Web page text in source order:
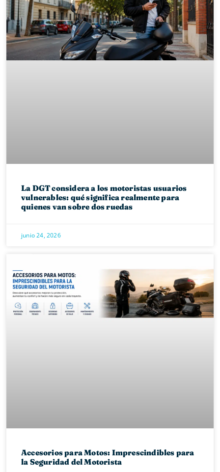
La DGT considera a los motoristas usuarios
vulnerables: qué significa realmente para
quienes van sobre dos ruedas
junio 24, 2026
Accesorios para Motos: Imprescindibles para
la Seguridad del Motorista